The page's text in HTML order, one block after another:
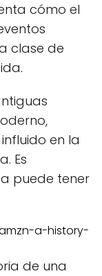
cómo el
clase de
en la
Es
puede tener
a-history-
de una